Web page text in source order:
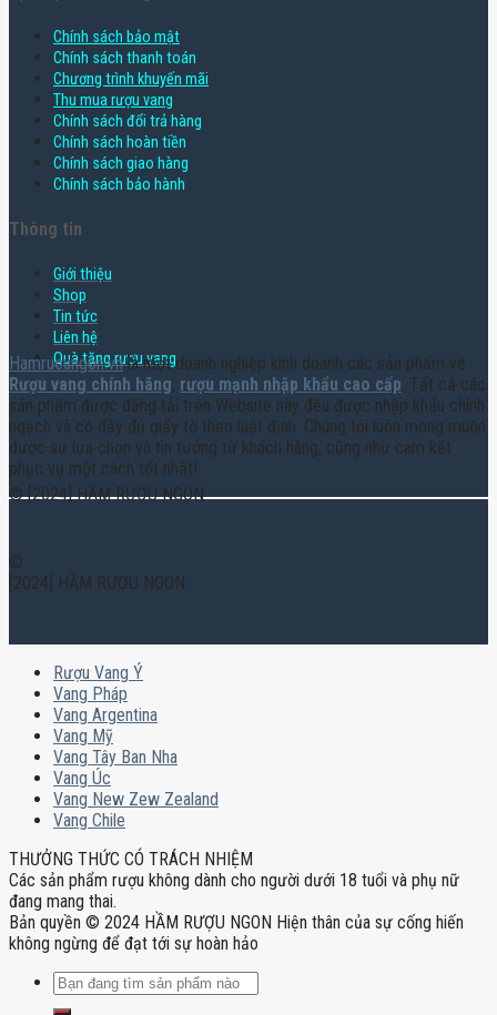
Chính sách bảo mật
Chính sách thanh toán
Chương trình khuyến mãi
Thu mua rượu vang
Chính sách đổi trả hàng
Chính sách hoàn tiền
Chính sách giao hàng
Chính sách bảo hành
Thông tin
Giới thiệu
Shop
Tin tức
Liên hệ
Quà tặng rượu vang
Hamruoungon.vnlà một doanh nghiệp kinh doanh các sản phẩm về
Rượu vang chính hãng, rượu mạnh nhập khẩu cao cấp. Tất cả các
sản phẩm được đăng tải trên Website này đều được nhập khẩu chính
ngạch và có đầy đủ giấy tờ theo luật định. Chúng tôi luôn mong muốn
được sự lựa chọn và tin tưởng từ khách hàng, cũng như cam kết
phục vụ một cách tốt nhất!
© [2024] HẦM RƯỢU NGON
©
[2024] HẦM RƯỢU NGON
Rượu Vang Ý
Vang Pháp
Vang Argentina
Vang Mỹ
Vang Tây Ban Nha
Vang Úc
Vang New Zew Zealand
Vang Chile
THƯỞNG THỨC CÓ TRÁCH NHIỆM
Các sản phẩm rượu không dành cho người dưới 18 tuổi và phụ nữ
đang mang thai.
Bản quyền © 2024 HẦM RƯỢU NGON Hiện thân của sự cống hiến
không ngừng để đạt tới sự hoàn hảo
Tìm
kiếm: